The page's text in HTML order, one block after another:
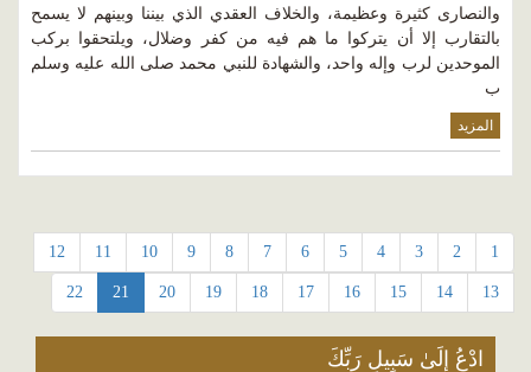
والنصارى كثيرة وعظيمة، والخلاف العقدي الذي بيننا وبينهم لا يسمح
بالتقارب إلا أن يتركوا ما هم فيه من كفر وضلال، ويلتحقوا بركب
الموحدين لرب وإله واحد، والشهادة للنبي محمد صلى الله عليه وسلم
ب
المزيد
1
2
3
4
5
6
7
8
9
10
11
12
13
14
15
16
17
18
19
20
21
22
ادْعُ إِلَىٰ سَبِيلِ رَبِّكَ